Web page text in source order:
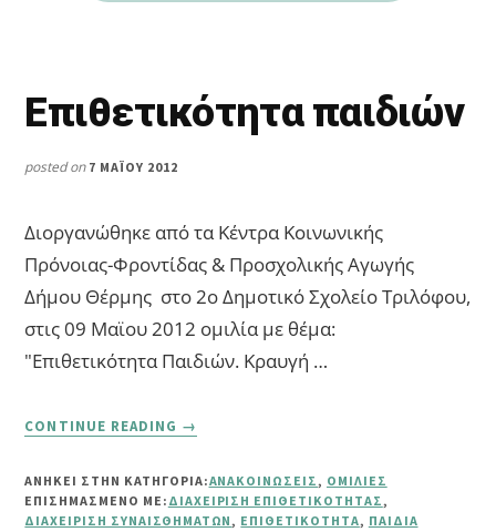
Επιθετικότητα παιδιών
posted on 7 ΜΑΪ́ΟΥ 2012
Διοργανώθηκε από τα Κέντρα Κοινωνικής
Πρόνοιας-Φροντίδας & Προσχολικής Αγωγής
Δήμου Θέρμης στο 2ο Δημοτικό Σχολείο Τριλόφου,
στις 09 Μαϊου 2012 ομιλία με θέμα:
"Επιθετικότητα Παιδιών. Κραυγή …
CONTINUE READING
ΕΠΙΘΕΤΙΚΌΤΗΤΑ
→
ΑΝΗΚΕΙ ΣΤΗΝ ΚΑΤΗΓΟΡΙΑ:ΑΝΑΚΟΙΝΏΣΕΙΣ , ΟΜΙΛΊΕΣ
ΕΠΙΣΗΜΑΣΜΈΝΟ ΜΕ: ΔΙΑΧΕΊΡΙΣΗ ΕΠΙΘΕΤΙΚΌΤΗΤΑΣ ,
ΔΙΑΧΕΊΡΙΣΗ ΣΥΝΑΙΣΘΗΜΆΤΩΝ , ΕΠΙΘΕΤΙΚΌΤΗΤΑ, ΠΑΙΔΙΆ